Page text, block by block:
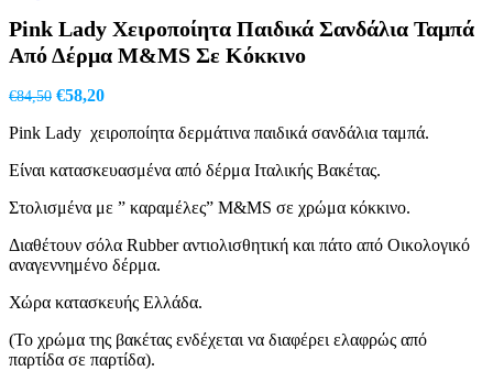
€45,00.
Pink Lady Χειροποίητα Παιδικά Σανδάλια Ταμπά
Από Δέρμα M&MS Σε Κόκκινο
€84,50 Original
was:
€58,20Η
τιμή
€58,20.
Pink Lady χειροποίητα δερμάτινα παιδικά σανδάλια ταμπά.
Είναι κατασκευασμένα από δέρμα Ιταλικής Βακέτας.
Στολισμένα με ” καραμέλες” M&MS σε χρώμα κόκκινο.
Διαθέτουν σόλα Rubber αντιολισθητική και πάτο από Οικολογικό
αναγεννημένο δέρμα.
Χώρα κατασκευής Ελλάδα.
(Το χρώμα της βακέτας ενδέχεται να διαφέρει ελαφρώς από
παρτίδα σε παρτίδα).